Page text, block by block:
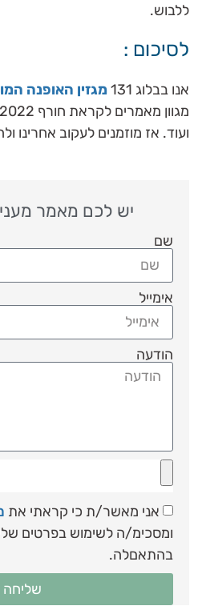
ללבוש.
לסיכום :
אנו בבלוג 131 מגזין האופנה
ועוד. אז מוזמנים לעקוב
יש לכם מאמר
שם
אימייל
הודעה
אני מאשר/ת כי קראתי את
ומסכימ/ה לשימוש בפרטים
בהתאםלה.
שליחה